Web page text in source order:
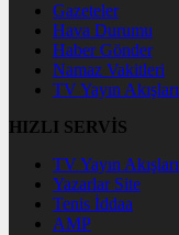
Gazeteler
Hava Durumu
Haber Gönder
Namaz Vakitleri
TV Yayın Akışları
HIZLI SERVİS
TV Yayın Akışları
Yazarlar Site
Tenis İddaa
AMP